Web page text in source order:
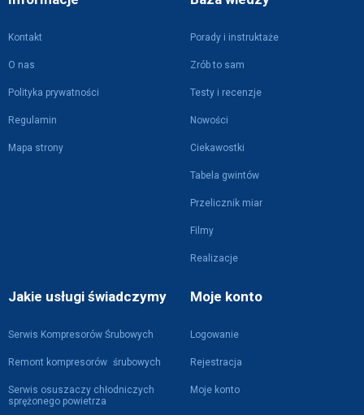
Kontakt
O nas
Polityka prywatności
Regulamin
Mapa strony
Porady i instruktaże
Zrób to sam
Testy i recenzje
Nowości
Ciekawostki
Tabela gwintów
Przelicznik miar
Filmy
Realizacje
Jakie usługi świadczymy
Serwis Kompresorów Śrubowych
Remont kompresorów śrubowych
Serwis osuszaczy chłodniczych
sprężonego powietrza
Moje konto
Logowanie
Rejestracja
Moje konto